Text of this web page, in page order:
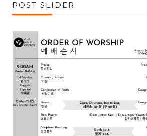
POST SLIDER